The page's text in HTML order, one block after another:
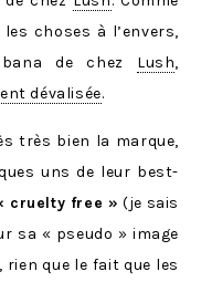
choses à l’envers,
de chez Lush,
dévalisée.
très bien la marque,
uns de leur best-
cruelty free » (je sais
sa « pseudo » image
rien que le fait que les